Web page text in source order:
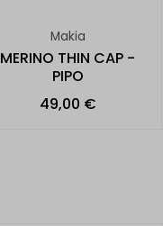
Makia
MERINO THIN CAP -
PIPO
49,00 €